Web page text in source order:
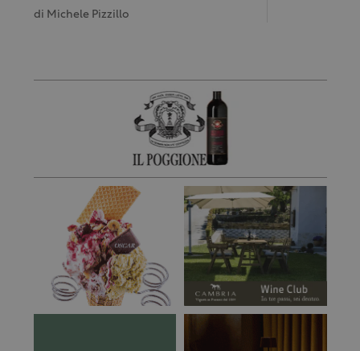
di Michele Pizzillo